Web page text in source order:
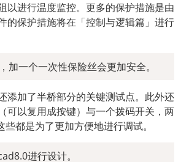
以进行温度监控。更多的保护措施是由
的保护措施将在「控制与逻辑篇」进行
加一个一次性保险丝会更加安全。
加了半桥部分的关键测试点。此外还
可以复用成按键）与一个拨码开关，两
些都是为了更加方便地进行调试。
进行设计。